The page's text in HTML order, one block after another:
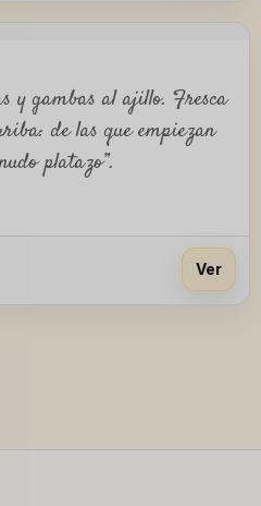
y gambas al ajillo. Fresca
de las que empiezan
platazo”.
Ver